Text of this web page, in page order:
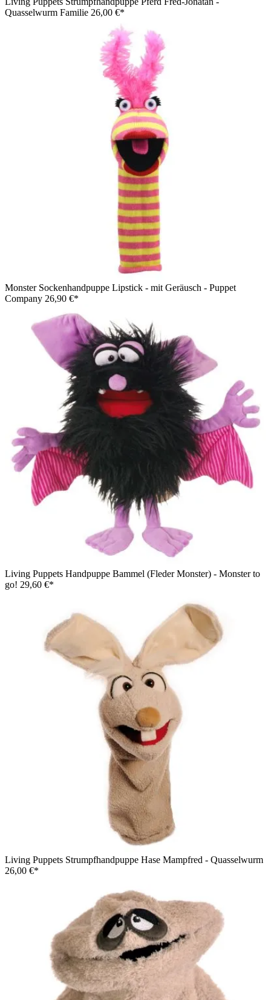
Quasselwurm Familie 26,00 €*
Monster Sockenhandpuppe Lipstick - mit Geräusch - Puppet
Company 26,90 €*
Living Puppets Handpuppe Bammel (Fleder Monster) - Monster to
go! 29,60 €*
Living Puppets Strumpfhandpuppe Hase Mampfred - Quasselwurm
26,00 €*